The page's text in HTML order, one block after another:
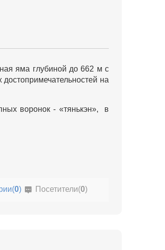
яма глубиной до 662 м с
на
воронок - «тянькэн», в
0) Посетители(0)